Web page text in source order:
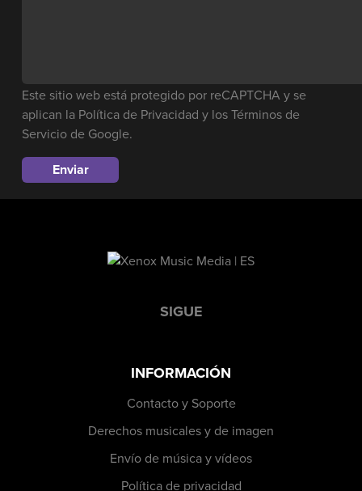
Este sitio web está protegido por reCAPTCHA y se
aplican la Política de Privacidad y losTérminos de
Servicio de Google.
SIGUE
INFORMACIÓN
Contacto y Soporte
Derechos musicales y de imagen
Envío de música y vídeos
Política de privacidad